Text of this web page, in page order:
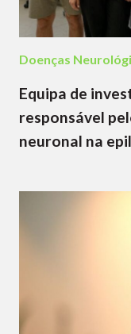
Doenças
Equipa de
responsável
neuronal na